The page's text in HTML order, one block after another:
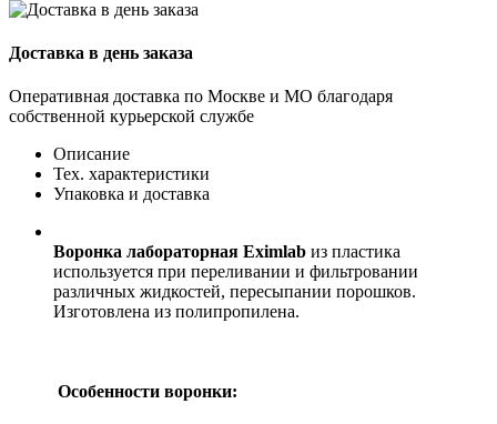
Доставка в день заказа
Оперативная доставка по Москве и МО благодаря
собственной курьерской службе
Описание
Тех. характеристики
Упаковка и доставка
Воронка лабораторная Eximlab из пластика
используется при переливании и фильтровании
различных жидкостей, пересыпании порошков.
Изготовлена из полипропилена.
Особенности воронки: